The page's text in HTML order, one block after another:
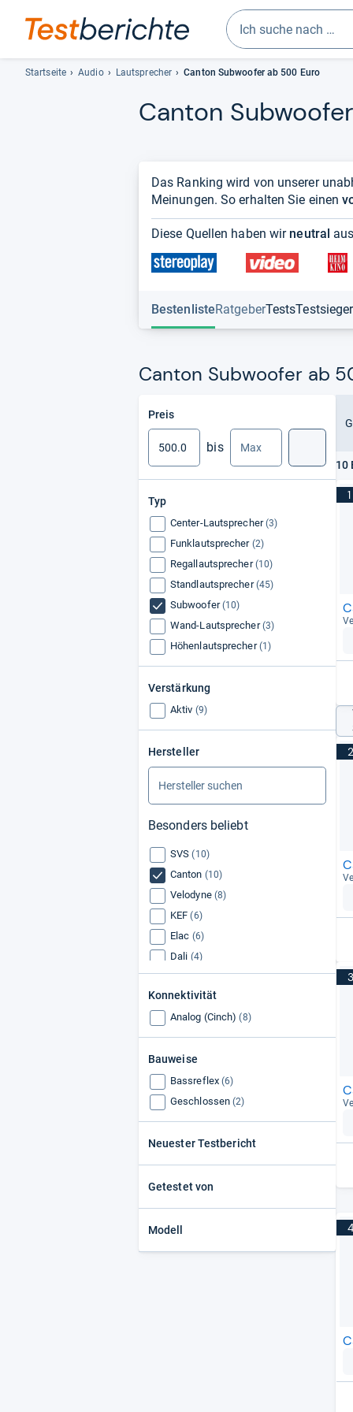
Geben
Sie
drei
Zeichen
erscheinen
automatisch
lassen
auswählen.
Startseite Audio Lautsprecher Canton Subwoofer ab 500 Euro
Can­ton
Das Ranking wird von unserer
Meinungen. So erhalten Sie einen
Diese Quellen haben wir neutral
BestenlisteRatgeberTestsTestsieger
Canton Subwoofer ab
Preis
bis
Typ
Center-Lautsprecher (3)
Funklautsprecher (2)
Regallautsprecher (10)
Standlautsprecher (45)
Subwoofer (10)
Wand-Lautsprecher (3)
Höhenlautsprecher (1)
Verstärkung
Aktiv (9)
Hersteller
Besonders beliebt
SVS (10)
Canton (10)
Velodyne (8)
KEF (6)
Elac (6)
Dali (4)
Sonos (3)
Focal (3)
Nubert (3)
Klipsch (3)
Bose (2)
Bowers & Wilkins
Konnektivität
Analog (Cinch) (8)
Bauweise
Bassreflex (6)
Geschlossen (2)
Neuester Testbericht
Getestet von
Modell
10
1